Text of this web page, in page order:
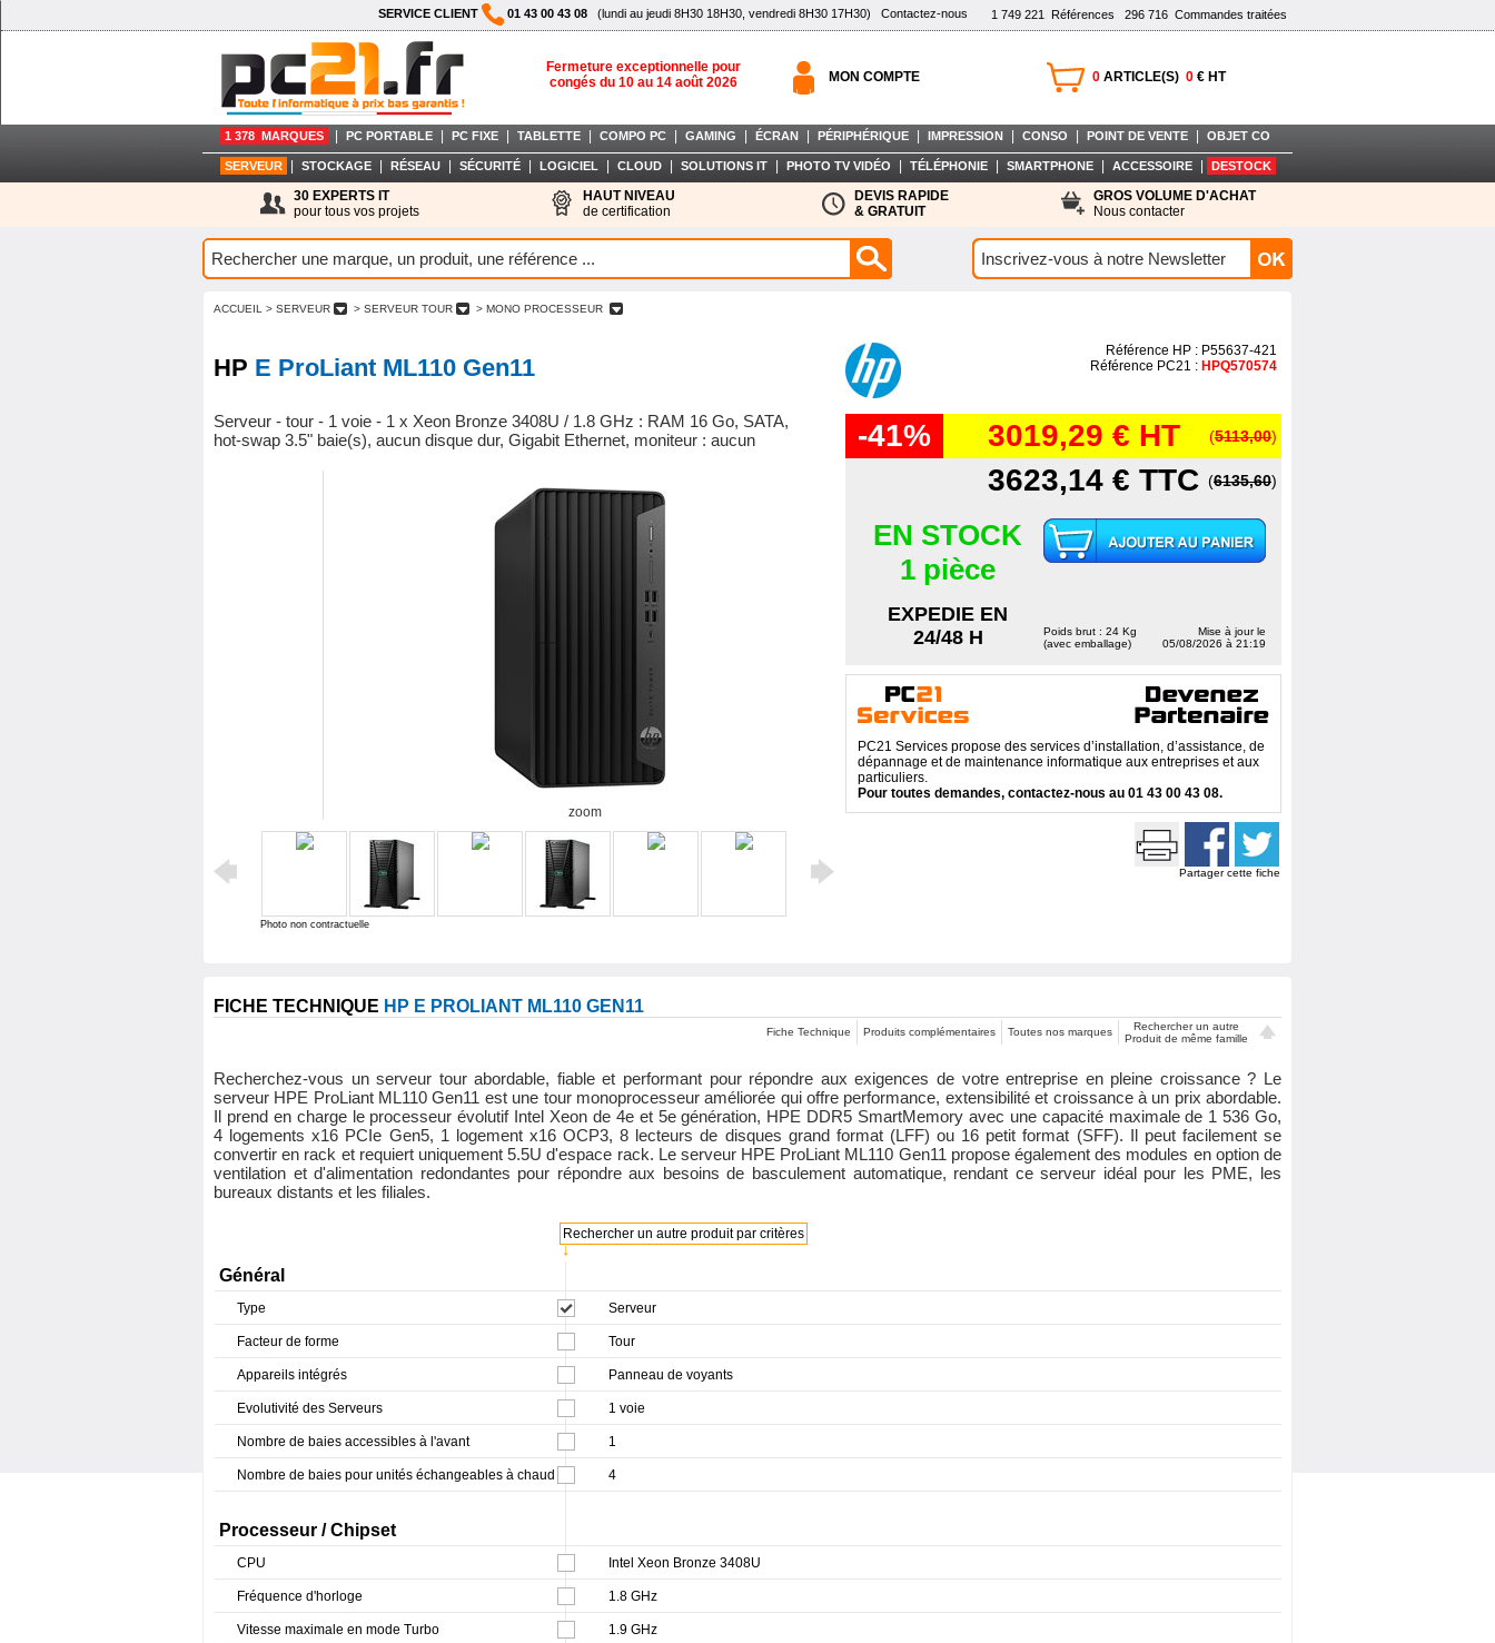
1 749 221 Références 296 716 Commandes traitées
SERVICE CLIENT 01 43 00 43 08 (lundi au jeudi 8H30 18H30, vendredi 8H30 17H30) Contactez-nous
Fermeture exceptionnelle pour
congés du 10 au 14 août 2026
0 ARTICLE(S) 0 € HT
MON COMPTE
1 378 MARQUES PC PORTABLE PC FIXE TABLETTE COMPO PC GAMING ÉCRAN PÉRIPHÉRIQUE IMPRESSION CONSO POINT DE VENTE OBJET CO
SERVEUR STOCKAGE RÉSEAU SÉCURITÉ LOGICIEL CLOUD SOLUTIONS IT PHOTO TV VIDÉO TÉLÉPHONIE SMARTPHONE ACCESSOIRE DESTOCK
30 EXPERTS IT
pour tous vos projets
HAUT NIVEAU
de certification
DEVIS RAPIDE
& GRATUIT
GROS VOLUME D'ACHAT
Nous contacter
ACCUEIL > SERVEUR > SERVEUR TOUR > MONO PROCESSEUR
HP E ProLiant ML110 Gen11
Serveur - tour - 1 voie - 1 x Xeon Bronze 3408U / 1.8 GHz : RAM 16 Go, SATA,
hot-swap 3.5" baie(s), aucun disque dur, Gigabit Ethernet, moniteur : aucun
zoom
Photo non contractuelle
Référence HP : P55637-421
Référence PC21 : HPQ570574
-41% 3019,29 € HT (5113,00)
3623,14 € TTC (6135,60)
EN STOCK
1 pièce
EXPEDIE EN
24/48 H
Poids brut : 24 Kg
(avec emballage)
Mise à jour le
05/08/2026 à 21:19
PC21 Services propose des services d’installation, d’assistance, de
dépannage et de maintenance informatique aux entreprises et aux
particuliers.
Pour toutes demandes, contactez-nous au 01 43 00 43 08.
Partager cette fiche
FICHE TECHNIQUE HP E PROLIANT ML110 GEN11
Fiche Technique Produits complémentaires Toutes nos marques
Rechercher un autre
Produit de même famille
Recherchez-vous un serveur tour abordable, fiable et performant pour répondre aux exigences de votre entreprise en pleine croissance ? Le
serveur HPE ProLiant ML110 Gen11 est une tour monoprocesseur améliorée qui offre performance, extensibilité et croissance à un prix abordable.
Il prend en charge le processeur évolutif Intel Xeon de 4e et 5e génération, HPE DDR5 SmartMemory avec une capacité maximale de 1 536 Go,
4 logements x16 PCIe Gen5, 1 logement x16 OCP3, 8 lecteurs de disques grand format (LFF) ou 16 petit format (SFF). Il peut facilement se
convertir en rack et requiert uniquement 5.5U d'espace rack. Le serveur HPE ProLiant ML110 Gen11 propose également des modules en option de
ventilation et d'alimentation redondantes pour répondre aux besoins de basculement automatique, rendant ce serveur idéal pour les PME, les
bureaux distants et les filiales.
↓
Rechercher un autre produit par critères
Général
Type Serveur
Facteur de forme Tour
Appareils intégrés Panneau de voyants
Evolutivité des Serveurs 1 voie
Nombre de baies accessibles à l'avant 1
Nombre de baies pour unités échangeables à chaud 4
Processeur / Chipset
CPU Intel Xeon Bronze 3408U
Fréquence d'horloge 1.8 GHz
Vitesse maximale en mode Turbo 1.9 GHz